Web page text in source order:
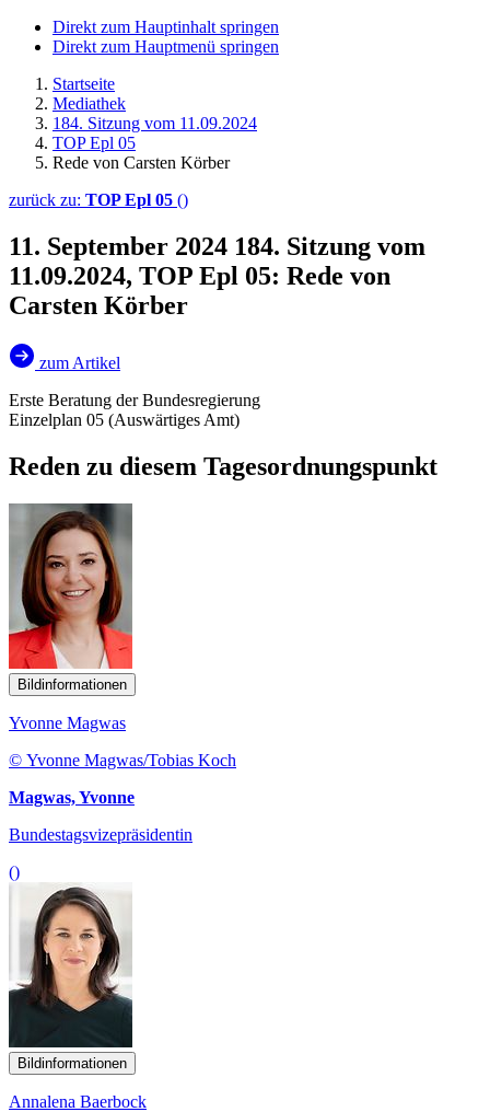
Direkt zum Hauptinhalt springen
Direkt zum Hauptmenü springen
Startseite
Mediathek
184. Sitzung vom 11.09.2024
TOP Epl 05
Rede von Carsten Körber
zurück zu: TOP Epl 05 ()
11. September 2024 184. Sitzung vom
11.09.2024, TOP Epl 05: Rede von
Carsten Körber
zum Artikel
Erste Beratung der Bundesregierung
Einzelplan 05 (Auswärtiges Amt)
Reden zu diesem Tagesordnungspunkt
Bildinformationen
Yvonne Magwas
© Yvonne Magwas/Tobias Koch
Magwas, Yvonne
Bundestagsvizepräsidentin
()
Bildinformationen
Annalena Baerbock